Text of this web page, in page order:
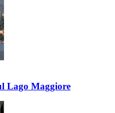
Lago Maggiore